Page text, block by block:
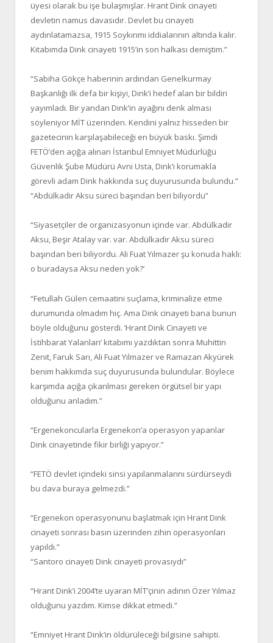
üyesi olarak bu işe bulaşmışlar. Hrant Dink cinayeti
devletin namus davasıdır. Devlet bu cinayeti
aydınlatamazsa, 1915 Soykırımı iddialarının altında kalır.
Kitabımda Dink cinayeti 1915’in son halkası demiştim.”
“Sabiha Gökçe haberinin ardından Genelkurmay
Başkanlığı ilk defa bir kişiyi, Dink’i hedef alan bir bildiri
yayımladı. Bir yandan Dink’in ayağını denk alması
söyleniyor MİT üzerinden. Kendini yalnız hisseden bir
gazetecinin karşılaşabileceği en büyük baskı. Şimdi
FETÖ’den açığa alınan İstanbul Emniyet Müdürlüğü
Güvenlik Şube Müdürü Avni Usta, Dink’i korumakla
görevli adam Dink hakkında suç duyurusunda bulundu.”
“Abdülkadir Aksu süreci başından beri biliyordu”
“Siyasetçiler de organizasyonun içinde var. Abdülkadir
Aksu, Beşir Atalay var. var. Abdülkadir Aksu süreci
başından beri biliyordu. Ali Fuat Yılmazer şu konuda haklı:
o buradaysa Aksu neden yok?’
“Fetullah Gülen cemaatini suçlama, kriminalize etme
durumunda olmadım hiç. Ama Dink cinayeti bana bunun
böyle olduğunu gösterdi. ‘Hrant Dink Cinayeti ve
İstihbarat Yalanları’ kitabımı yazdıktan sonra Muhittin
Zenit, Faruk Sarı, Ali Fuat Yılmazer ve Ramazan Akyürek
benim hakkımda suç duyurusunda bulundular. Böylece
karşımda açığa çıkarılması gereken örgütsel bir yapı
olduğunu anladım.”
“Ergenekoncularla Ergenekon’a operasyon yapanlar
Dink cinayetinde fikir birliği yapıyor.”
“FETÖ devlet içindeki sinsi yapılanmalarını sürdürseydi
bu dava buraya gelmezdi.”
“Ergenekon operasyonunu başlatmak için Hrant Dink
cinayeti sonrası basın üzerinden zihin operasyonları
yapıldı.”
“Santoro cinayeti Dink cinayeti provasıydı”
“Hrant Dink’i 2004’te uyaran MİT’çinin adının Özer Yılmaz
olduğunu yazdım. Kimse dikkat etmedi.”
“Emniyet Hrant Dink’in öldürüleceği bilgisine sahipti.